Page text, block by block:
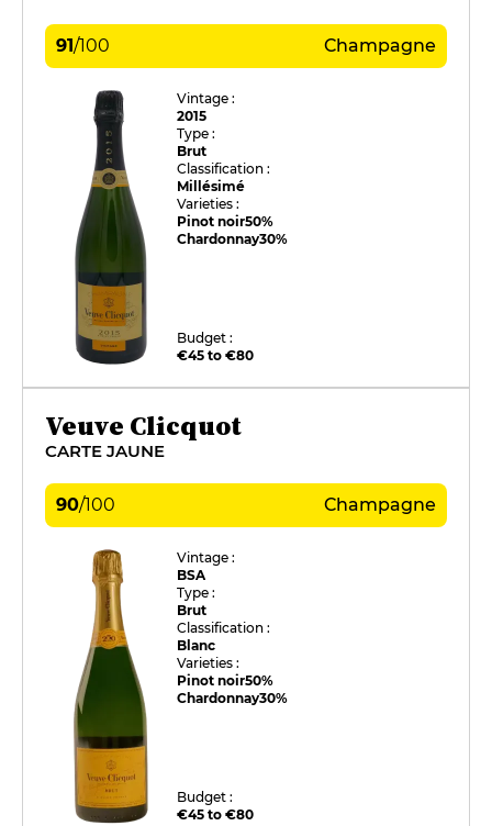
91/100 Champagne
Vintage :
2015
Type :
Brut
Classification :
Millésimé
Varieties :
Pinot noir50%
Chardonnay30%
Budget :
€45 to €80
Veuve Clicquot
CARTE JAUNE
90/100 Champagne
Vintage :
BSA
Type :
Brut
Classification :
Blanc
Varieties :
Pinot noir50%
Chardonnay30%
Budget :
€45 to €80